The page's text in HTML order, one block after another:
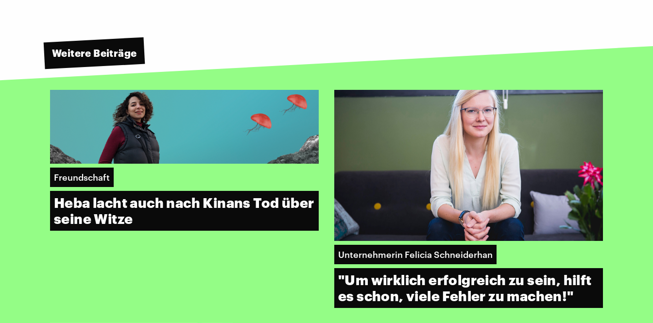
Weitere Beiträge
Freundschaft
Heba lacht auch nach Kinans Tod über
seine Witze
Unternehmerin Felicia Schneiderhan
"Um wirklich erfolgreich zu sein, hilft
es schon, viele Fehler zu machen!"